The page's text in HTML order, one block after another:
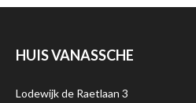
HUIS VANASSCHE
Lodewijk de Raetlaan 3